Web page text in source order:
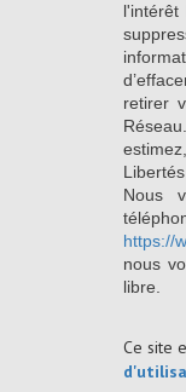
l'intérêt
retirer
Nous
https://
nous
libre.
Ce site